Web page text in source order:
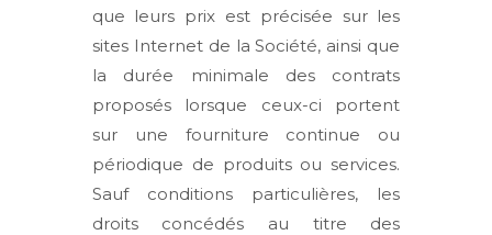
que leurs prix est précisée sur les
sites Internet de la Société, ainsi que
la durée minimale des contrats
proposés lorsque ceux-ci portent
sur une fourniture continue ou
périodique de produits ou services.
Sauf conditions particulières, les
droits concédés au titre des